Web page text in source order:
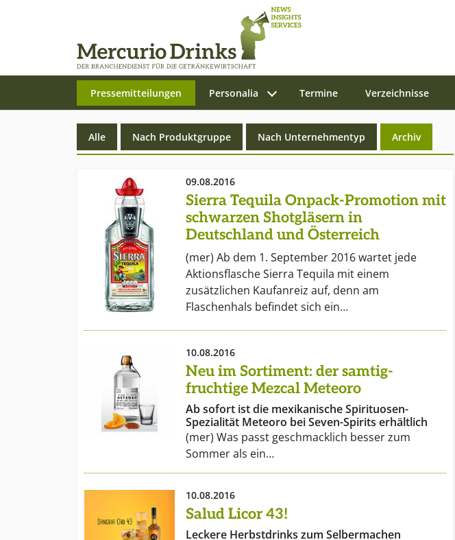
Pressemitteilungen Personalia Termine Verzeichnisse
Alle Nach Produktgruppe Nach Unternehmentyp Archiv(current)
09.08.2016
Sierra Tequila Onpack-Promotion mit
schwarzen Shotgläsern in
Deutschland und Österreich
(mer) Ab dem 1. September 2016 wartet jede
Aktionsflasche Sierra Tequila mit einem
zusätzlichen Kaufanreiz auf, denn am
Flaschenhals befindet sich ein…
10.08.2016
Neu im Sortiment: der samtig-
fruchtige Mezcal Meteoro
Ab sofort ist die mexikanische Spirituosen-
Spezialität Meteoro bei Seven-Spirits erhältlich
(mer) Was passt geschmacklich besser zum
Sommer als ein…
10.08.2016
Salud Licor 43!
Leckere Herbstdrinks zum Selbermachen